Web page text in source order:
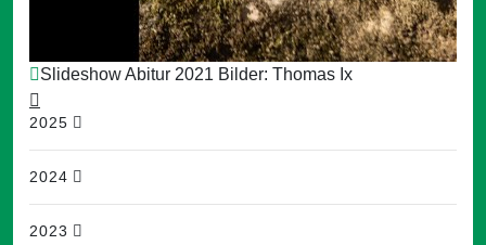
Slideshow Abitur 2021 Bilder: Thomas Ix
2025
2024
2023